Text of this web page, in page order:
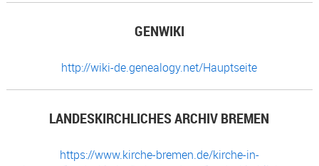
GENWIKI
http://wiki-de.genealogy.net/Hauptseite
LANDESKIRCHLICHES ARCHIV BREMEN
https://www.kirche-bremen.de/kirche-in-